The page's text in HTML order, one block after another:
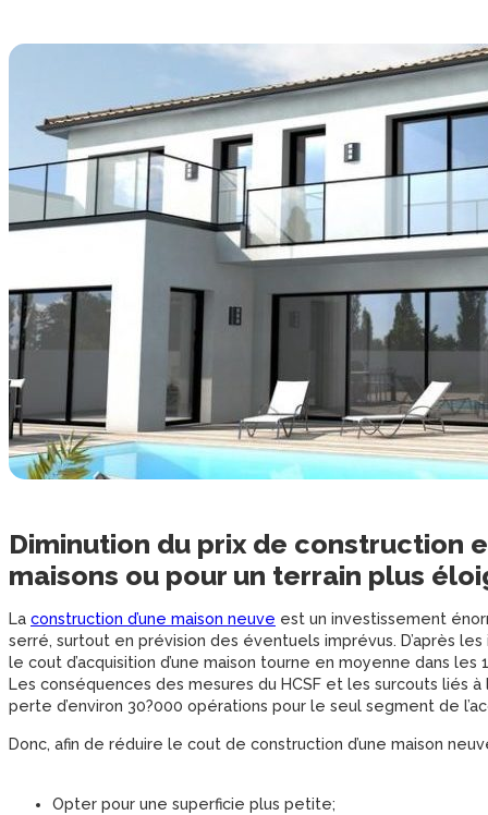
Diminution du prix de construction
maisons ou pour un terrain plus
La construction d’une maison neuve est un investissement
serré, surtout en prévision des éventuels imprévus. D’après
le cout d’acquisition d’une maison tourne en moyenne dans
Les conséquences des mesures du HCSF et les surcouts liés
perte d’environ 30?000 opérations pour le seul segment de
Donc, afin de réduire le cout de construction d’une maison
Opter pour une superficie plus petite;